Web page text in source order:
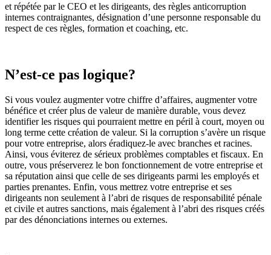
et répétée par le CEO et les dirigeants, des règles anticorruption
internes contraignantes, désignation d’une personne responsable du
respect de ces règles, formation et coaching, etc.
N’est-ce pas logique?
Si vous voulez augmenter votre chiffre d’affaires, augmenter votre
bénéfice et créer plus de valeur de manière durable, vous devez
identifier les risques qui pourraient mettre en péril à court, moyen ou
long terme cette création de valeur. Si la corruption s’avère un risque
pour votre entreprise, alors éradiquez-le avec branches et racines.
Ainsi, vous éviterez de sérieux problèmes comptables et fiscaux. En
outre, vous préserverez le bon fonctionnement de votre entreprise et
sa réputation ainsi que celle de ses dirigeants parmi les employés et
parties prenantes. Enfin, vous mettrez votre entreprise et ses
dirigeants non seulement à l’abri de risques de responsabilité pénale
et civile et autres sanctions, mais également à l’abri des risques créés
par des dénonciations internes ou externes.